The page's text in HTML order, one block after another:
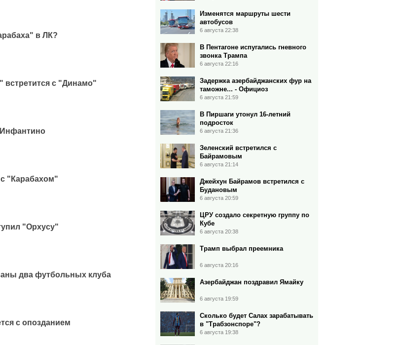
в ЛК?
встретится с "Динамо"
Инфантино
"Карабахом"
"Орхусу"
два футбольных клуба
с опозданием
Изменятся маршруты шести
автобусов
6 августа 22:38
В Пентагоне испугались гневного
звонка Трампа
6 августа 22:16
Задержка азербайджанских фур на
таможне... - Официоз
6 августа 21:59
В Пиршаги утонул 16-летний
подросток
6 августа 21:36
Зеленский встретился с
Байрамовым
6 августа 21:14
Джейхун Байрамов встретился с
Будановым
6 августа 20:59
ЦРУ создало секретную группу по
Кубе
6 августа 20:38
Трамп выбрал преемника
6 августа 20:16
Азербайджан поздравил Ямайку
6 августа 19:59
Сколько будет Салах зарабатывать
в "Трабзонспоре"?
6 августа 19:38